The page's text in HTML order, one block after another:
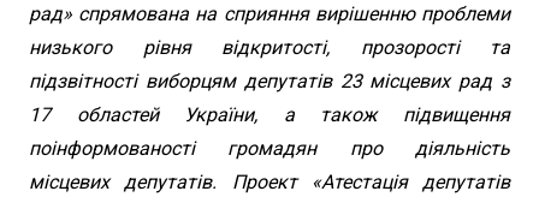
рад» спрямована на сприяння вирішенню проблеми
низького рівня відкритості, прозорості та
підзвітності виборцям депутатів 23 місцевих рад з
17 областей України, а також підвищення
поінформованості громадян про діяльність
місцевих депутатів. Проект «Атестація депутатів